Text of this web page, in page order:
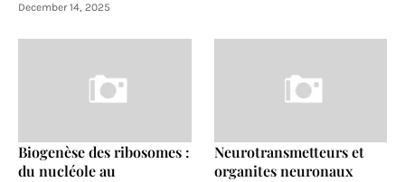
December 14, 2025
Biogenèse des ribosomes :
du nucléole au
Neurotransmetteurs et
organites neuronaux